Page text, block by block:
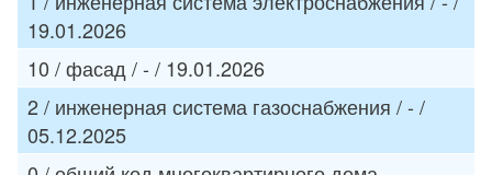
19.01.2026
10 / фасад / - / 19.01.2026
2 / инженерная система газоснабжения / - /
05.12.2025